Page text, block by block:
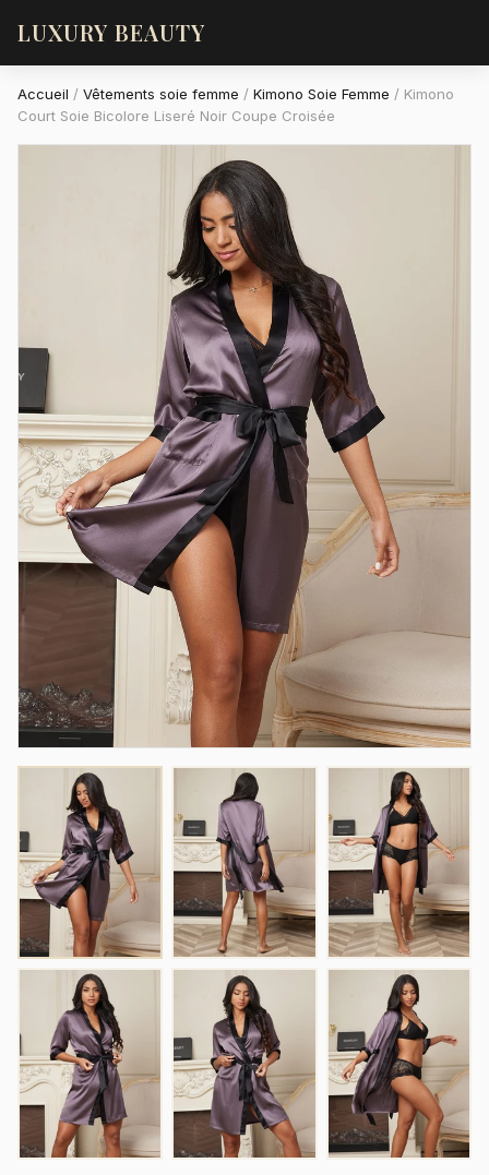
LUXURY BEAUTY
Accueil / Vêtements soie femme / Kimono Soie Femme / Kimono
Court Soie Bicolore Liseré Noir Coupe Croisée